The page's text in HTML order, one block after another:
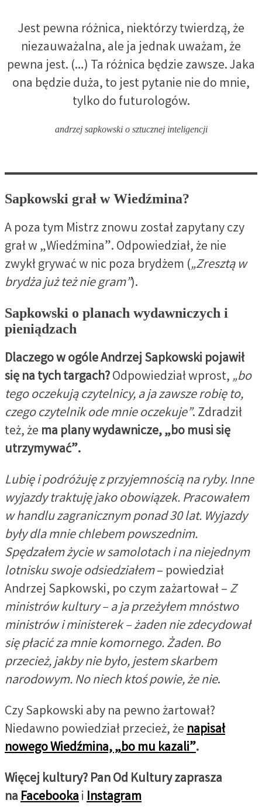
Jest pewna różnica, niektórzy twierdzą, że
niezauważalna, ale ja jednak uważam, że
pewna jest. (…) Ta różnica będzie zawsze. Jaka
ona będzie duża, to jest pytanie nie do mnie,
tylko do futurologów.
andrzej sapkowski o sztucznej inteligencji
Sapkowski grał w Wiedźmina?
A poza tym Mistrz znowu został zapytany czy
grał w „Wiedźmina”. Odpowiedział, że nie
zwykł grywać w nic poza brydżem („Zresztą w
brydża już też nie gram”).
Sapkowski o planach wydawniczych i
pieniądzach
Dlaczego w ogóle Andrzej Sapkowski pojawił
się na tych targach?Odpowiedział wprost,„bo
tego oczekują czytelnicy, a ja zawsze robię to,
czego czytelnik ode mnie oczekuje”. Zdradził
też, że ma plany wydawnicze, „bo musi się
utrzymywać”.
Lubię i podróżuję z przyjemnością na ryby. Inne
wyjazdy traktuję jako obowiązek. Pracowałem
w handlu zagranicznym ponad 30 lat. Wyjazdy
były dla mnie chlebem powszednim.
Spędzałem życie w samolotach i na niejednym
lotnisku swoje odsiedziałem– powiedział
Andrzej Sapkowski, po czym zażartował –Z
ministrów kultury – a ja przeżyłem mnóstwo
ministrów i ministerek – żaden nie zdecydował
się płacić za mnie komornego. Żaden. Bo
przecież, jakby nie było, jestem skarbem
narodowym. No niech ktoś powie, że nie.
Czy Sapkowski aby na pewno żartował?
Niedawno powiedział przecież, żenapisał
nowego Wiedźmina, „bo mu kazali”.
Więcej kultury? Pan Od Kultury zaprasza
naFacebookaiInstagram